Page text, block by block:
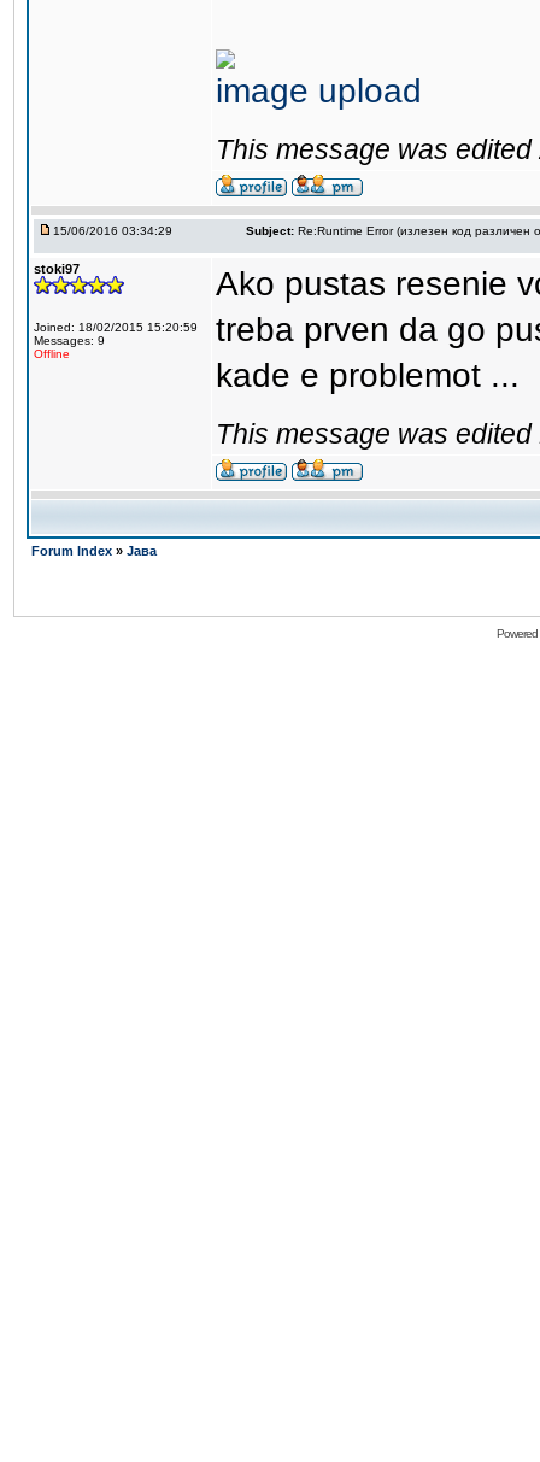
image upload
This message was
15/06/2016 03:34:29 Subject: Re:Runtime Error (излезен код различен
stoki97
Joined: 18/02/2015 15:20:59
Messages: 9
Offline
Ako pustas resenie
treba prven da go
kade e problemot ...
This message was
Forum Index » Јава